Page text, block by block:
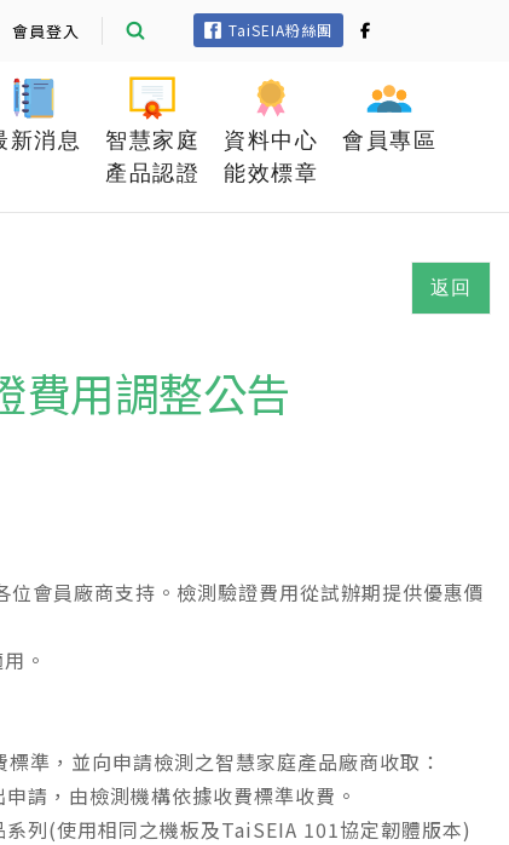
會員登入 TaiSEIA粉絲團
新消息
智慧家庭
產品認證
資料中心
能效標章
會員專區
返回
費用調整公告
會員廠商支持。檢測驗證費用從試辦期提供優惠價
。
準，並向申請檢測之智慧家庭產品廠商收取：
請，由檢測機構依據收費標準收費。
列(使用相同之機板及TaiSEIA 101協定韌體版本)